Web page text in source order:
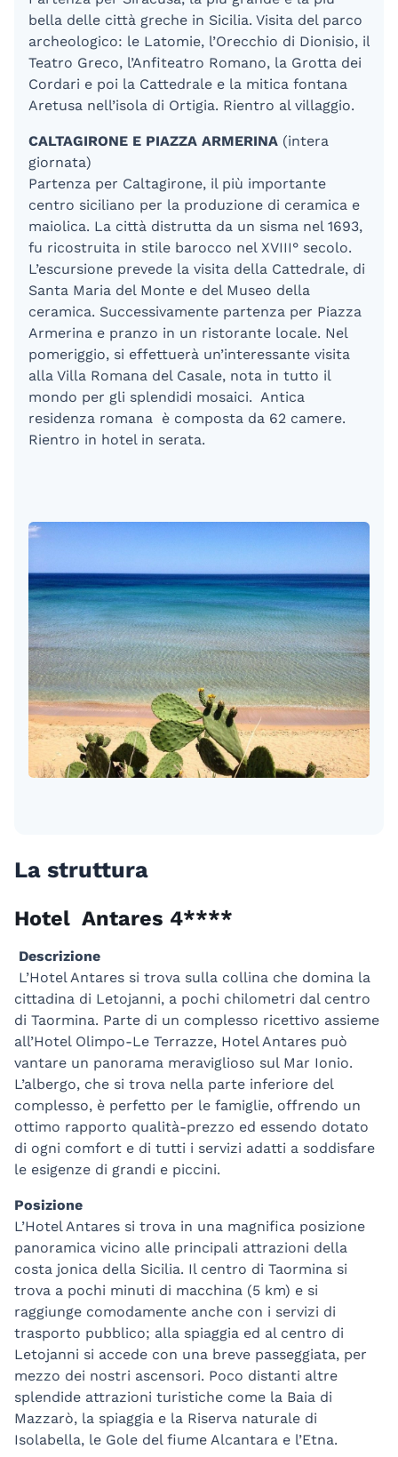
bella delle città greche in Sicilia. Visita del parco
archeologico: le Latomie, l’Orecchio di Dionisio, il
Teatro Greco, l’Anfiteatro Romano, la Grotta dei
Cordari e poi la Cattedrale e la mitica fontana
Aretusa nell’isola di Ortigia. Rientro al villaggio.
CALTAGIRONE E PIAZZA ARMERINA (intera
giornata)
Partenza per Caltagirone, il più importante
centro siciliano per la produzione di ceramica e
maiolica. La città distrutta da un sisma nel 1693,
fu ricostruita in stile barocco nel XVIII° secolo.
L’escursione prevede la visita della Cattedrale, di
Santa Maria del Monte e del Museo della
ceramica. Successivamente partenza per Piazza
Armerina e pranzo in un ristorante locale. Nel
pomeriggio, si effettuerà un’interessante visita
alla Villa Romana del Casale, nota in tutto il
mondo per gli splendidi mosaici. Antica
residenza romana è composta da 62 camere.
Rientro in hotel in serata.
La struttura
Hotel Antares 4****
Descrizione
L’Hotel Antares si trova sulla collina che domina la
cittadina di Letojanni, a pochi chilometri dal centro
di Taormina. Parte di un complesso ricettivo assieme
all’Hotel Olimpo-Le Terrazze, Hotel Antares può
vantare un panorama meraviglioso sul Mar Ionio.
L’albergo, che si trova nella parte inferiore del
complesso, è perfetto per le famiglie, offrendo un
ottimo rapporto qualità-prezzo ed essendo dotato
di ogni comfort e di tutti i servizi adatti a soddisfare
le esigenze di grandi e piccini.
Posizione
L’Hotel Antares si trova in una magnifica posizione
panoramica vicino alle principali attrazioni della
costa jonica della Sicilia. Il centro di Taormina si
trova a pochi minuti di macchina (5 km) e si
raggiunge comodamente anche con i servizi di
trasporto pubblico; alla spiaggia ed al centro di
Letojanni si accede con una breve passeggiata, per
mezzo dei nostri ascensori. Poco distanti altre
splendide attrazioni turistiche come la Baia di
Mazzarò, la spiaggia e la Riserva naturale di
Isolabella, le Gole del fiume Alcantara e l’Etna.